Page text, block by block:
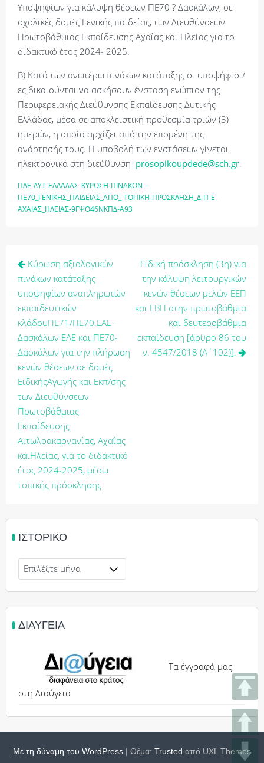
Υποψηφίων για κάλυψη θέσεων ΠΕ70 ? Δασκάλων, σε
σχολικές δομές Γενικής παιδείας, των Διευθύνσεων
Πρωτοβάθμιας Εκπαίδευσης Αχαΐας και Ηλείας για το
διδακτικό έτος 2024- 2025.
Β) Κατά των ανωτέρω πινάκων κατάταξης οι υποψήφιοι/
ες δικαιούνται να ασκήσουν ένσταση ενώπιον της
Περιφερειακής Διεύθυνσης Εκπαίδευσης Δυτικής
Ελλάδας, μέσα σε αποκλειστική προθεσμία τριών (3)
ημερών, η οποία αρχίζει από την επομένη της
ανάρτησής τους. Η υποβολή των ενστάσεων γίνεται
ηλεκτρονικά στη διεύθυνση prosopikoupdede@sch.gr.
ΠΔΕ-ΔΥΤ-ΕΛΛΑΔΑΣ_ΚΥΡΩΣΗ-ΠΙΝΑΚΩΝ_-
ΠΕ70_ΓΕΝΙΚΗΣ_ΠΑΙΔΕΙΑΣ_ΑΠΟ_-ΤΟΠΙΚΗ-ΠΡΟΣΚΛΗΣΗ_Δ-Π-Ε-
ΑΧΑΙΑΣ_ΗΛΕΙΑΣ-9ΓΨΟ46ΝΚΠΔ-Α93
Πλοήγηση
άρθρων
Κύρωση αξιολογικών
πινάκων κατάταξης
υποψηφίων αναπληρωτών
εκπαιδευτικών
κλάδουΠΕ71/ΠΕ70.ΕΑΕ-
Δασκάλων ΕΑΕ και ΠΕ70-
Δασκάλων για την πλήρωση
κενών θέσεων σε δομές
ΕιδικήςΑγωγής και Εκπ/σης
των Διευθύνσεων
Πρωτοβάθμιας
Εκπαίδευσης
Αιτωλοακαρνανίας, Αχαΐας
καιΗλείας, για το διδακτικό
έτος 2024-2025, μέσω
τοπικής πρόσκλησης
Ειδική πρόσκληση (3η) για
την κάλυψη λειτουργικών
κενών θέσεων μελών ΕΕΠ
και ΕΒΠ στην πρωτοβάθμια
και δευτεροβάθμια
εκπαίδευση [άρθρο 86 του
ν. 4547/2018 (Α΄102)].
ΙΣΤΟΡΙΚΌ
Ιστορικό
ΔΙΑΎΓΕΙΑ
Τα έγγραφά μας
στη Διαύγεια
Με τη δύναμη του WordPress | Θέμα: Trusted από UXL Themes